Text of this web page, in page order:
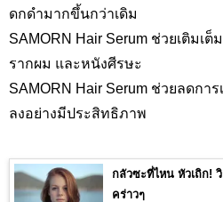
ดกดำมากขึ้นกว่าเดิม
SAMORN Hair Serum ช่วยเติมเ
รากผม และหนังศีรษะ
SAMORN Hair Serum ช่วยลดกา
ลงอย่างมีประสิทธิภาพ
กลัวซะที่ไหน หัวเถิก!
คร่าวๆ